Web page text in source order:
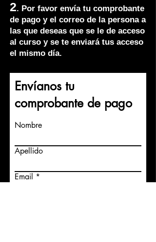
2. Por favor envía tu comprobante
de pago y el correo de la persona a
las que deseas que se le de acceso
al curso y se te enviará tus acceso
el mismo día.
Envíanos tu
comprobante de pago
Nombre
Apellido
Email